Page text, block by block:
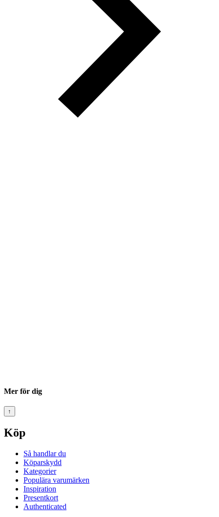
Mer för dig
↑
Köp
Så handlar du
Köparskydd
Kategorier
Populära varumärken
Inspiration
Presentkort
Authenticated